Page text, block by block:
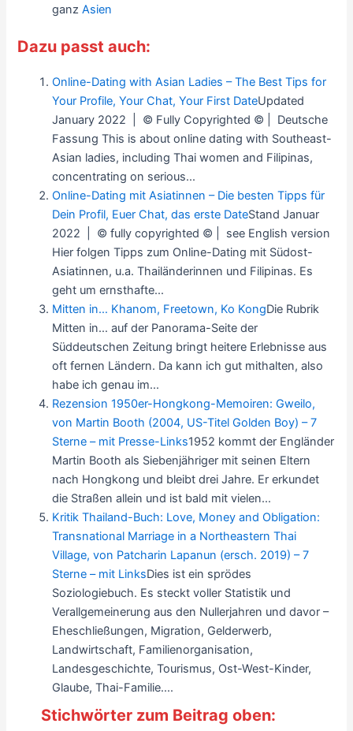
ganzAsien
Dazu passt auch:
Online-Dating with Asian Ladies – The Best Tips for
Your Profile, Your Chat, Your First DateUpdated
January 2022 | © Fully Copyrighted © | Deutsche
Fassung This is about online dating with Southeast-
Asian ladies, including Thai women and Filipinas,
concentrating on serious...
Online-Dating mit Asiatinnen – Die besten Tipps für
Dein Profil, Euer Chat, das erste DateStand Januar
2022 | © fully copyrighted © | see English version
Hier folgen Tipps zum Online-Dating mit Südost-
Asiatinnen, u.a. Thailänderinnen und Filipinas. Es
geht um ernsthafte...
Mitten in… Khanom, Freetown, Ko KongDie Rubrik
Mitten in… auf der Panorama-Seite der
Süddeutschen Zeitung bringt heitere Erlebnisse aus
oft fernen Ländern. Da kann ich gut mithalten, also
habe ich genau im...
Rezension 1950er-Hongkong-Memoiren: Gweilo,
von Martin Booth (2004, US-Titel Golden Boy) – 7
Sterne – mit Presse-Links1952 kommt der Engländer
Martin Booth als Siebenjähriger mit seinen Eltern
nach Hongkong und bleibt drei Jahre. Er erkundet
die Straßen allein und ist bald mit vielen...
Kritik Thailand-Buch: Love, Money and Obligation:
Transnational Marriage in a Northeastern Thai
Village, von Patcharin Lapanun (ersch. 2019) – 7
Sterne – mit LinksDies ist ein sprödes
Soziologiebuch. Es steckt voller Statistik und
Verallgemeinerung aus den Nullerjahren und davor –
Eheschließungen, Migration, Gelderwerb,
Landwirtschaft, Familienorganisation,
Landesgeschichte, Tourismus, Ost-West-Kinder,
Glaube, Thai-Familie....
Stichwörter zum Beitrag oben: